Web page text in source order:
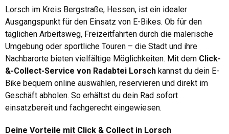
Lorsch im Kreis Bergstraße, Hessen, ist ein idealer
Ausgangspunkt für den Einsatz von E-Bikes. Ob für den
täglichen Arbeitsweg, Freizeitfahrten durch die malerische
Umgebung oder sportliche Touren – die Stadt und ihre
Nachbarorte bieten vielfältige Möglichkeiten. Mit dem Click-
&-Collect-Service von Radabtei Lorsch kannst du dein E-
Bike bequem online auswählen, reservieren und direkt im
Geschäft abholen. So erhältst du dein Rad sofort
einsatzbereit und fachgerecht eingewiesen.
Deine Vorteile mit Click & Collect in Lorsch